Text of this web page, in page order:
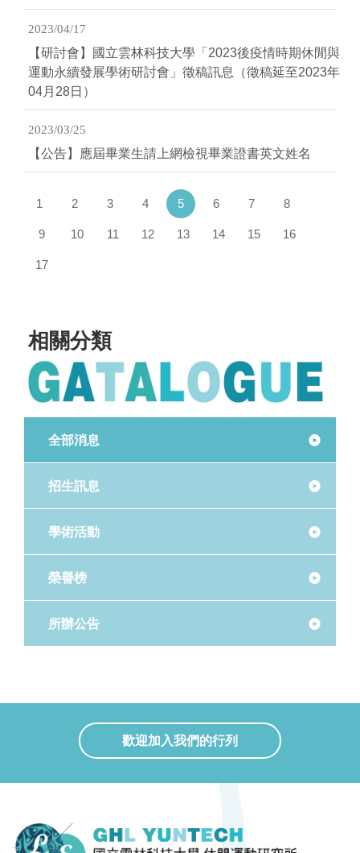
2023/04/17
【研討會】國立雲林科技大學「2023後疫情時期休閒與
運動永續發展學術研討會」徵稿訊息（徵稿延至2023年
04月28日）
2023/03/25
【公告】應屆畢業生請上網檢視畢業證書英文姓名
1 2 3 4 5(current)
6 7 8
9 10 11 12 13 14 15 16
17
相關分類
全部消息
招生訊息
學術活動
榮譽榜
所辦公告
歡迎加入我們的行列